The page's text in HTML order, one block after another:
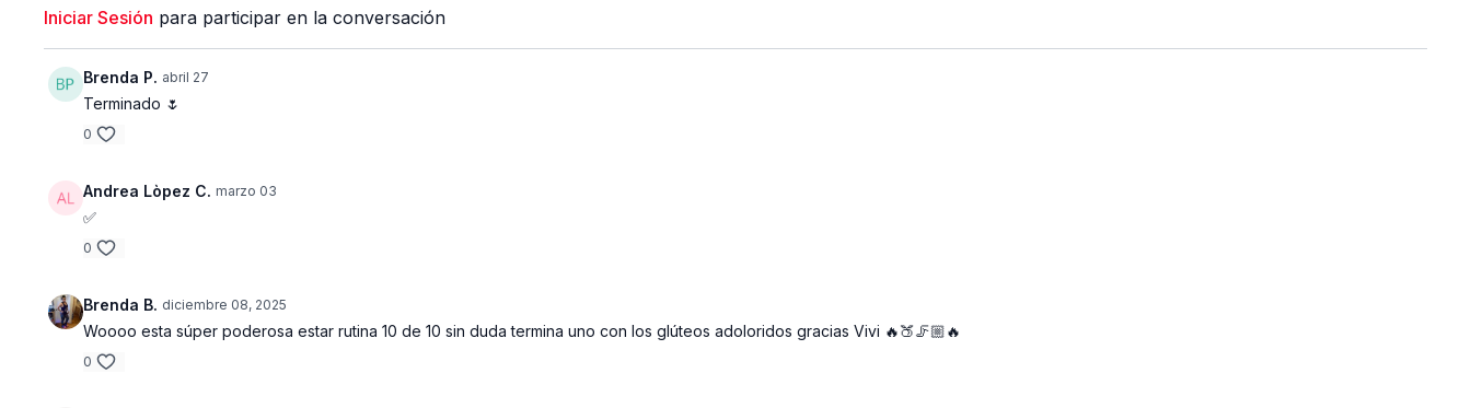
Iniciar Sesión para participar en la conversación
Brenda P. abril 27
Terminado 🌷
0
Andrea Lòpez C. marzo 03
✅️
0
Brenda B. diciembre 08, 2025
Woooo esta súper poderosa estar rutina 10 de 10 sin duda termina uno con los glúteos adoloridos gracias Vivi 🔥🍑🦵🏼🔥
0